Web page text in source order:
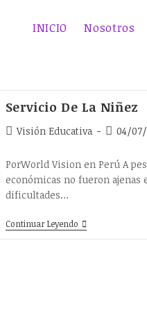
INICIO Nosotros
Servicio De La Niñez
Autor
la
entrada:
Visión Educativa
la
entrada:
04/
PorWorld Vision en Perú A
económicas no fueron ajenas
dificultades…
Continuar LeyendoServicio
De